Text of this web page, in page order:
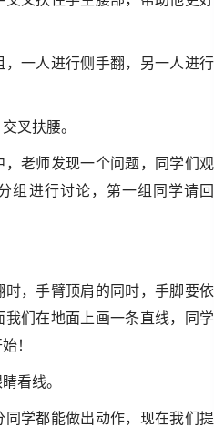
，一人进行侧手翻，另一人进行
叉扶腰。
，老师发现一个问题，同学们观
组进行讨论，第一组同学请回
，手臂顶肩的同时，手脚要依
我们在地面上画一条直线，同学
！
看线。
学都能做出动作，现在我们提